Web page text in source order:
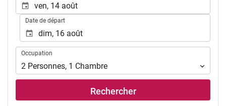
Date de départ
Occupation
Occupation
2 Personnes, 1 Chambre
Rechercher